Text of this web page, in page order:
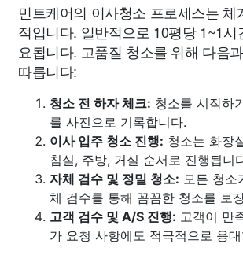
민트케어의 이사청소 프로세스는 체
적입니다. 일반적으로 10평당 1~1시
요됩니다. 고품질 청소를 위해 다음
따릅니다:
청소 전 하자 체크: 청소를 시작하
를 사진으로 기록합니다.
이사 입주 청소 진행: 청소는 화장
침실, 주방, 거실 순서로 진행됩니
자체 검수 및 정밀 청소: 모든 청소
체 검수를 통해 꼼꼼한 청소를 보
고객 검수 및 A/S 진행: 고객이 만
가 요청 사항에도 적극적으로 응